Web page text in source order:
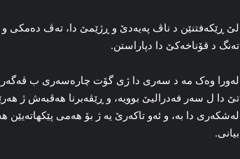
لێ ڕێکه‌فتنێن د ناڤ پەیەدێ و ڕژێمێ دا، ته‌ڤ ده‌مکی و
ته‌نگ د قۆناخه‌کێ دا دپاراستن.
له‌ورا وه‌ک مه‌ د سه‌ری دا ژی گۆت چاره‌سه‌ری ب ڤه‌گه‌را ل
تێ دا ل سه‌ر فه‌درالیێ بوویه‌، و ڕێڤه‌برنا هه‌ڤبه‌ش ژ
له‌شکه‌ری دا به‌، و ئه‌و تاکه‌رێ یه‌ ژ بۆ هه‌می
بیانی.